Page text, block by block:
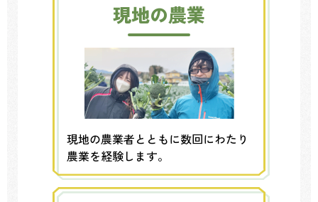
現地の農業
現地の農業者とともに数回にわたり
農業を経験します。